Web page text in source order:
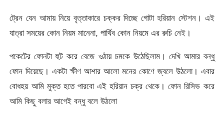
ট্রেন যেন আমায় নিয়ে বৃত্তাকারে চক্কর দিচ্ছে গোটা হরিয়ান স্টেশন। এই
যাত্রা সময়ের কোন নিয়ম মানেনা, পার্থিব কোন নিয়মে এর রুচি নেই।
পকেটের ফোনটা হুট করে বেজে ওঠায় চমকে উঠেছিলাম। দেখি আমার বন্ধু
ফোন দিয়েছে। একটা ক্ষীণ আশার আলো মনের কোণে জ্বলে উঠলো। এবার
বোধহয় আমি মুক্ত হতে পারবো এই হরিয়ান চক্র থেকে। ফোন রিসিভ করে
আমি কিছু বলার আগেই বন্ধু বলে উঠলো